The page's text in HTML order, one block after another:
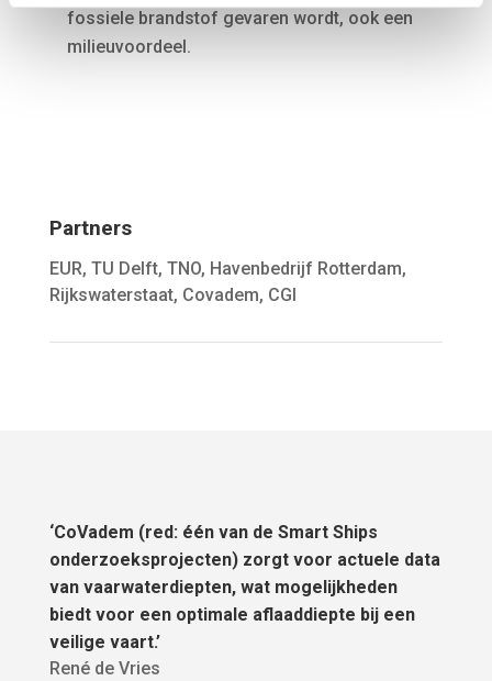
fossiele brandstof gevaren wordt, ook een
milieuvoordeel.
Partners
EUR, TU Delft, TNO, Havenbedrijf Rotterdam,
Rijkswaterstaat, Covadem, CGI
‘CoVadem (red: één van de Smart Ships
onderzoeksprojecten) zorgt voor actuele data
van vaarwaterdiepten, wat mogelijkheden
biedt voor een optimale aflaaddiepte bij een
veilige vaart.’
René de Vries